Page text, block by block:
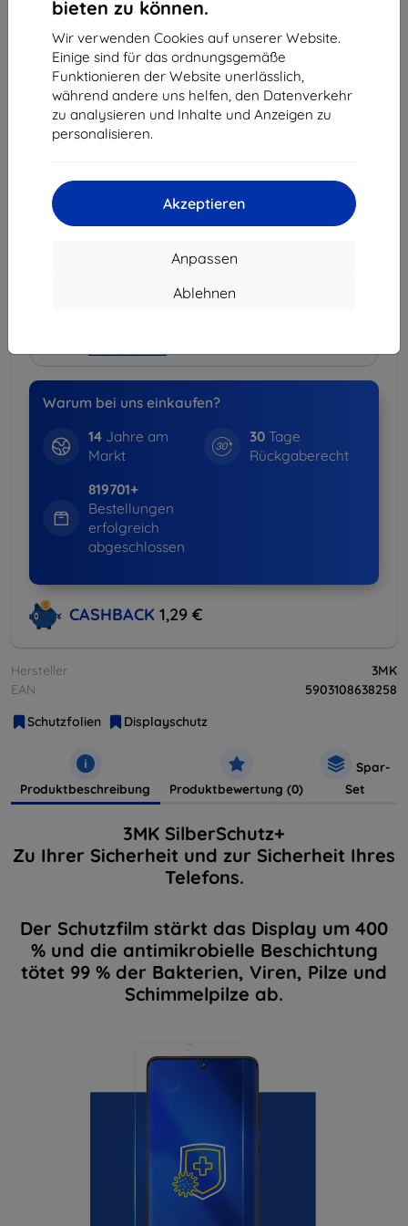
bieten zu können.
Wir verwenden Cookies auf unserer Website.
Einige sind für das ordnungsgemäße
Funktionieren der Website unerlässlich,
während andere uns helfen, den Datenverkehr
zu analysieren und Inhalte und Anzeigen zu
personalisieren.
Akzeptieren
Anpassen
Ablehnen
In den Warenkorb
Massenrabatt
3Stck.+
10,96 €/Stck.
3,90 € (Frei von 80,00 €)
Warum bei uns einkaufen?
14Jahre am
Markt
30 Tage
Rückgaberecht
819701+
Bestellungen
erfolgreich
abgeschlossen
CASHBACK 1,29 €
Hersteller
3MK
EAN
5903108638258
Schutzfolien
Displayschutz
Produktbeschreibung Produktbewertung (0)
Spar-
Set
3MK SilberSchutz+
Zu Ihrer Sicherheit und zur Sicherheit Ihres
Telefons.
Der Schutzfilm stärkt das Display um 400
% und die antimikrobielle Beschichtung
tötet 99 % der Bakterien, Viren, Pilze und
Schimmelpilze ab.